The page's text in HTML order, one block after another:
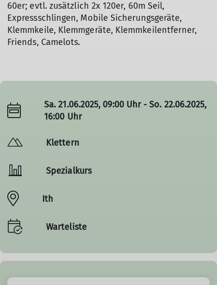
60er; evtl. zusätzlich 2x 120er, 60m Seil,
Expressschlingen, Mobile Sicherungsgeräte,
Klemmkeile, Klemmgeräte, Klemmkeilentferner,
Friends, Camelots.
Sa. 21.06.2025, 09:00 Uhr - So. 22.06.2025,
16:00 Uhr
Klettern
Spezialkurs
Ith
Warteliste